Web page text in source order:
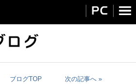
ブログTOP 次の記事へ »